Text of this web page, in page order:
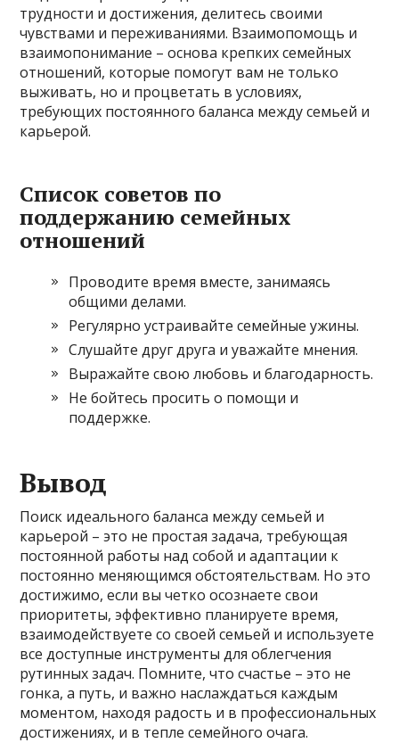
трудности и достижения, делитесь своими
чувствами и переживаниями. Взаимопомощь и
взаимопонимание – основа крепких семейных
отношений, которые помогут вам не только
выживать, но и процветать в условиях,
требующих постоянного баланса между семьей и
карьерой.
Список советов по
поддержанию семейных
отношений
Проводите время вместе, занимаясь
общими делами.
Регулярно устраивайте семейные ужины.
Слушайте друг друга и уважайте мнения.
Выражайте свою любовь и благодарность.
Не бойтесь просить о помощи и
поддержке.
Вывод
Поиск идеального баланса между семьей и
карьерой – это не простая задача, требующая
постоянной работы над собой и адаптации к
постоянно меняющимся обстоятельствам. Но это
достижимо, если вы четко осознаете свои
приоритеты, эффективно планируете время,
взаимодействуете со своей семьей и используете
все доступные инструменты для облегчения
рутинных задач. Помните, что счастье – это не
гонка, а путь, и важно наслаждаться каждым
моментом, находя радость и в профессиональных
достижениях, и в тепле семейного очага.